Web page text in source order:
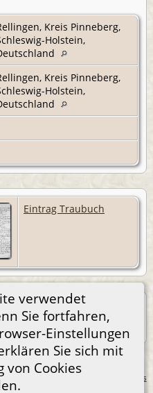
verwendet
Sie fortfahren,
Einstellungen
Sie sich mit
von Cookies
Kreis Pinneberg,
Holstein,
Kreis Pinneberg,
Holstein,
Eintrag Traubuch
(Anmelden)
- erstellt und betreut von
Andreas
Alle Rechte vorbehalten.